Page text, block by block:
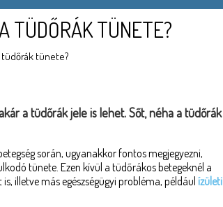
TÜDŐRÁK TÜNETE?
tünete?
a tüdőrák jele is lehet. Sőt, néha a tüdőrák
során, ugyanakkor fontos megjegyezni,
tünete. Ezen kívül a tüdőrákos betegeknél a
illetve más egészségügyi probléma, például ízületi